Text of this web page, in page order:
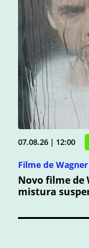
07.08.26 | 12:00
Filme de
Novo filme de
mistura